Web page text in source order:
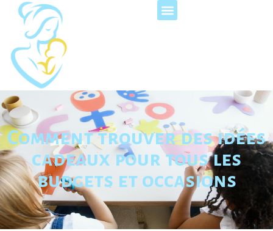
Comment trouver des idées
cadeaux pour tous les
budgets et occasions